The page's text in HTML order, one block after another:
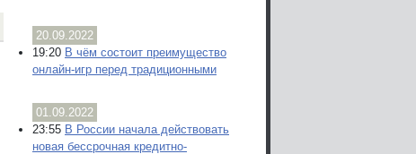
20.09.2022
19:20 В чём состоит преимущество
онлайн-игр перед традиционными
01.09.2022
23:55 В России начала действовать
новая бессрочная кредитно-